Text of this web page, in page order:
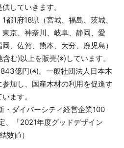
していきます。
1府18県（宮城、福島、茨城、
京、神奈川、岐阜、静岡、愛
、佐賀、熊本、大分、鹿児島）
む)以上を販売(※)しています。
億円(※)。一般社団法人日本木
加し、国産木材の利用を促進す
ます。
ダイバーシティ経営企業100
、「2021年度グッドデザイン
数値）